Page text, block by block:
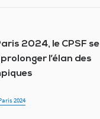
2024, le CPSF se
l’élan des
2024